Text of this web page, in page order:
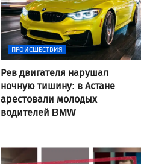
ПРОИСШЕСТВИЯ
Рев двигателя нарушал
ночную тишину: в Астане
арестовали молодых
водителей BMW